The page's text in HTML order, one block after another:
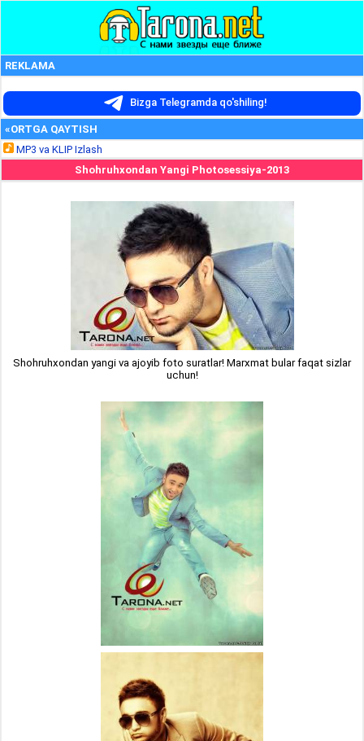
REKLAMA
Bizga Telegramda qo'shiling!
«ORTGA QAYTISH
MP3 va KLIP Izlash
Shohruhxondan Yangi Photosessiya-2013
Shohruhxondan yangi va ajoyib foto suratlar! Marxmat bular faqat sizlar
uchun!